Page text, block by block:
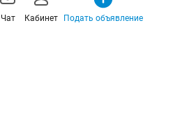
Чат Кабинет Подать объявление